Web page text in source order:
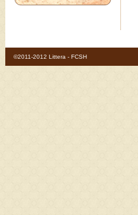
©2011-2012 Littera - FCSH